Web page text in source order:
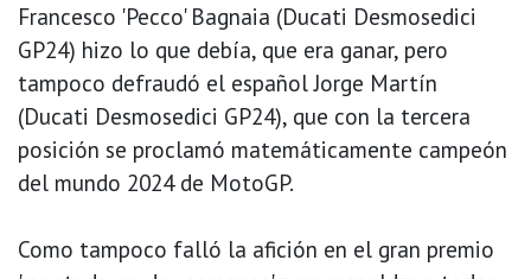
Francesco 'Pecco' Bagnaia (Ducati Desmosedici
GP24) hizo lo que debía, que era ganar, pero
tampoco defraudó el español Jorge Martín
(Ducati Desmosedici GP24), que con la tercera
posición se proclamó matemáticamente campeón
del mundo 2024 de MotoGP.
Como tampoco falló la afición en el gran premio